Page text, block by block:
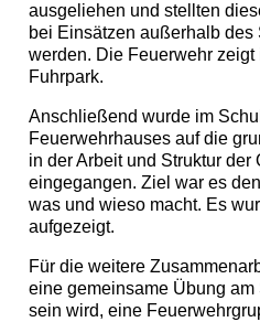
ausgeliehen und stellten
bei Einsätzen außerhalb
werden. Die Feuerwehr
Fuhrpark.
Anschließend wurde im
Feuerwehrhauses auf die
in der Arbeit und Struktur der
eingegangen. Ziel war es
was und wieso macht. Es
aufgezeigt.
Für die weitere
eine gemeinsame Übung
sein wird, eine